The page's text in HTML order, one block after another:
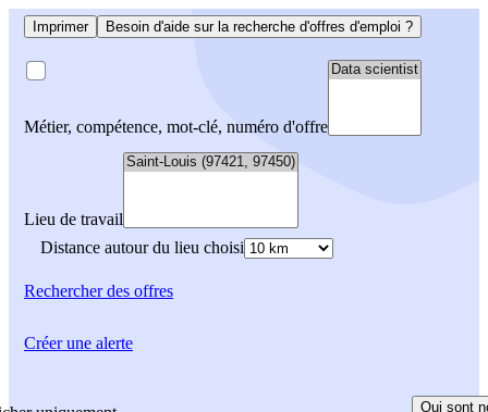
Imprimer Besoin d'aide sur la recherche d'offres d'emploi ?
Métier, compétence, mot-clé, numéro d'offre
Lieu de travail
Distance autour du lieu choisi
Rechercherdes offres
Qui sont
Créer une alerte